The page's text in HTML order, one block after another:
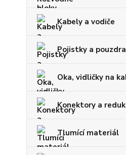
Kabely a vodiče
Pojistky a pouzdra
Oka, vidličky na
Konektory a
Tlumící materiál